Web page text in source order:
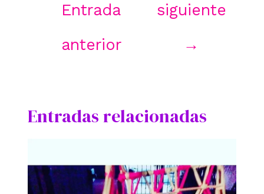
Entrada
anterior
siguiente
→
Entradas relacionadas